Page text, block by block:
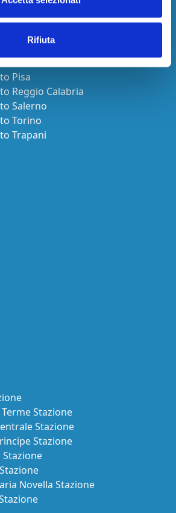
Rifiuta
Malpensa
Olbia-Costa Smeralda
Orio al Serio
Palermo
Pescara
Pisa
Reggio Calabria
Salerno
Torino
Trapani
Stazione
Stazione
Stazione
Novella Stazione